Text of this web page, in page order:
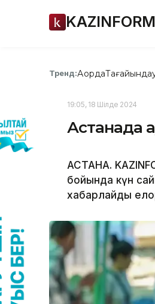
KAZINFORM
Тренд:Ақорда
19:05, 18 Шілде 2024
Астанада
АСТАНА.
бойында күн
хабарлайды